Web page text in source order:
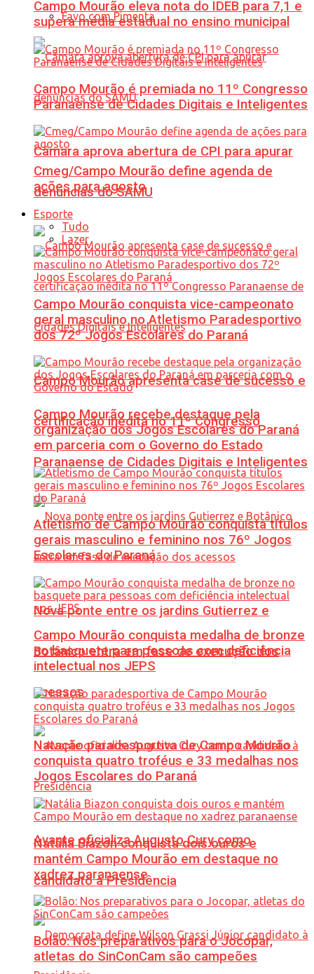
Favo com Pimenta
Câmara aprova abertura de CPI para apurar
denúncias do SAMU
Campo Mourão apresenta case de sucesso e
certificação inédita no 11º Congresso
Paranaense de Cidades Digitais e Inteligentes
Nova ponte entre os jardins Gutierrez e
Botânico entra em fase de execução dos
acessos
Avante oficializa Augusto Cury como
candidato à Presidência
Campo Mourão eleva nota do IDEB para 7,1 e
supera média estadual no ensino municipal
Campo Mourão é premiada no 11º Congresso
Paranaense de Cidades Digitais e Inteligentes
Cmeg/Campo Mourão define agenda de
ações para agosto
Esporte
Tudo
Lazer
Campo Mourão conquista vice-campeonato
geral masculino no Atletismo Paradesportivo
dos 72º Jogos Escolares do Paraná
Campo Mourão recebe destaque pela
organização dos Jogos Escolares do Paraná
em parceria com o Governo do Estado
Atletismo de Campo Mourão conquista títulos
gerais masculino e feminino nos 76º Jogos
Escolares do Paraná
Campo Mourão conquista medalha de bronze
no basquete para pessoas com deficiência
intelectual nos JEPS
Natação paradesportiva de Campo Mourão
conquista quatro troféus e 33 medalhas nos
Jogos Escolares do Paraná
Natália Biazon conquista dois ouros e
mantém Campo Mourão em destaque no
xadrez paranaense
Bolão: Nos preparativos para o Jocopar,
atletas do SinConCam são campeões